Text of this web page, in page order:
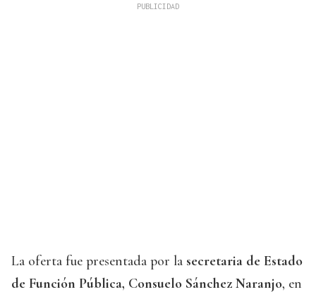
La oferta fue presentada por la secretaria de Estado
de Función Pública, Consuelo Sánchez Naranjo, en